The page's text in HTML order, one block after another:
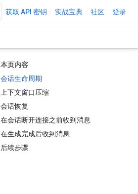
获取 API 密钥 实战宝典 社区 登录
本页内容
会话生命周期
上下文窗口压缩
会话恢复
在会话断开连接之前收到消息
在生成完成后收到消息
后续步骤